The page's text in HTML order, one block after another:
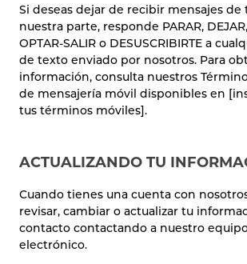
Si deseas dejar de recibir mensajes de
nuestra parte, responde PARAR,
OPTAR-SALIR o DESUSCRIBIRTE a
de texto enviado por nosotros. Para
información, consulta nuestros
de mensajería móvil disponibles en
tus términos móviles].
ACTUALIZANDO TU
Cuando tienes una cuenta con
revisar, cambiar o actualizar tu
contacto contactando a nuestro
electrónico.